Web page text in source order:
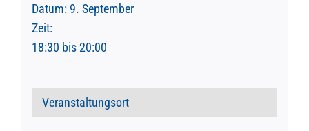
Datum: 9. September
Zeit:
18:30 bis 20:00
Veranstaltungsort